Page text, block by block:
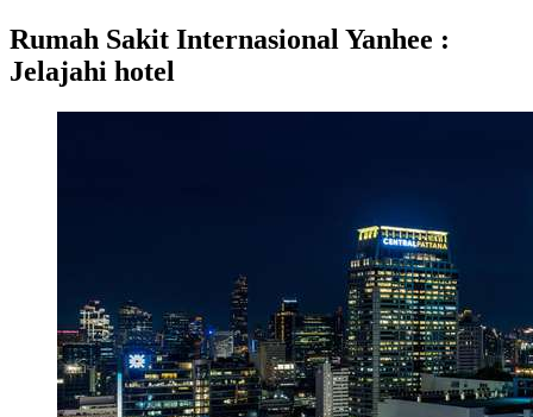
Rumah Sakit Internasional Yanhee :
Jelajahi hotel